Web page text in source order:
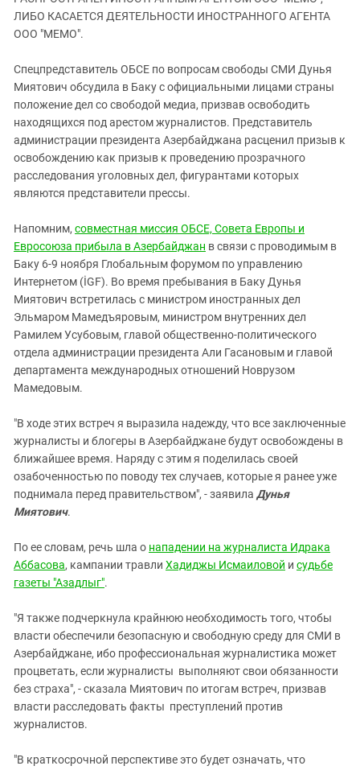
ЗАСТАВЛЯЕТ
ПРЕСЛЕДОВАНИЕ АКТИВИСТОВ
МОБИЛИЗАЦИЯ И ПРОТЕСТЫ
Дагестан
Ингушетия
Кабардино-Балкария
Калмыкия
Карачаево-Черкесия
Краснодарский край
Нагорный Карабах
Российская Федерация
Северная Осетия - Алания
СКФО
Ставропольский край
Чечня
Южная Осетия
ЮФО
ЛИБО КАСАЕТСЯ ДЕЯТЕЛЬНОСТИ ИНОСТРАННОГО АГЕНТА
ООО "МЕМО".
Спецпредставитель ОБСЕ по вопросам свободы СМИ Дунья
Миятович обсудила в Баку с официальными лицами страны
положение дел со свободой медиа, призвав освободить
находящихся под арестом журналистов. Представитель
администрации президента Азербайджана расценил призыв к
освобождению как призыв к проведению прозрачного
расследования уголовных дел, фигурантами которых
являются представители прессы.
Напомним, совместная миссия ОБСЕ, Совета Европы и
Евросоюза прибыла в Азербайджан в связи с проводимым в
Баку 6-9 ноября Глобальным форумом по управлению
Интернетом (İGF). Во время пребывания в Баку Дунья
Миятович встретилась с министром иностранных дел
Эльмаром Мамедъяровым, министром внутренних дел
РамилемУсубовым, главой общественно-политического
отдела администрации президента Али Гасановым и главой
департамента международных отношений Новрузом
Мамедовым.
"В ходе этих встреч я выразила надежду, что все заключенные
журналисты и блогеры в Азербайджане будут освобождены в
ближайшее время. Наряду с этим я поделилась своей
озабоченностью по поводу тех случаев, которые я ранее уже
поднимала перед правительством", - заявила Дунья
Миятович.
По ее словам, речь шла о нападении на журналиста Идрака
Аббасова, кампании травли Хадиджы Исмаиловой и судьбе
газеты "Азадлыг".
"Я также подчеркнула крайнюю необходимость того, чтобы
власти обеспечили безопасную и свободную среду для СМИ в
Азербайджане, ибо профессиональная журналистика может
процветать, если журналисты выполняют свои обязанности
без страха", - сказала Миятович по итогам встреч, призвав
власти расследовать факты преступлений против
журналистов.
"В краткосрочной перспективе это будет означать, что